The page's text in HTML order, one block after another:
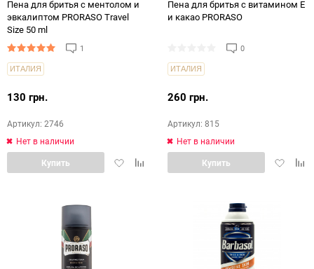
Пена для бритья с ментолом и
эвкалиптом PRORASO Travel
Size 50 ml
1
ИТАЛИЯ
130 грн.
Артикул: 2746
Нет в наличии
ДобавитьДобавить
Купить
Пена для бритья с витамином Е
и какао PRORASO
0
ИТАЛИЯ
260 грн.
Артикул: 815
Нет в наличии
Купить